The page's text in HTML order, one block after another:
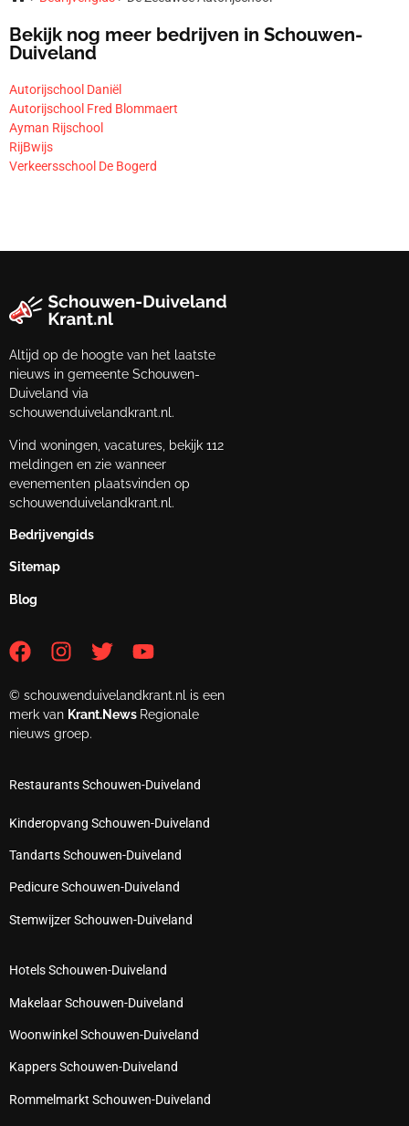
Bekijk nog meer bedrijven in Schouwen-
Duiveland
Autorijschool Daniël
Autorijschool Fred Blommaert
Ayman Rijschool
RijBwijs
Verkeersschool De Bogerd
Altijd op de hoogte van het laatste
nieuws in gemeente Schouwen-
Duiveland via
schouwenduivelandkrant.nl.
Vind woningen, vacatures, bekijk 112
meldingen en zie wanneer
evenementen plaatsvinden op
schouwenduivelandkrant.nl.
Bedrijvengids
Sitemap
Blog
© schouwenduivelandkrant.nl is een
merk van Krant.News Regionale
nieuws groep.
Restaurants Schouwen-Duiveland
Kinderopvang Schouwen-Duiveland
Tandarts Schouwen-Duiveland
Pedicure Schouwen-Duiveland
Stemwijzer Schouwen-Duiveland
Hotels Schouwen-Duiveland
Makelaar Schouwen-Duiveland
Woonwinkel Schouwen-Duiveland
Kappers Schouwen-Duiveland
Rommelmarkt Schouwen-Duiveland